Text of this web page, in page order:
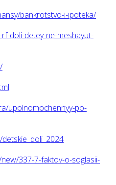
bankrotstvo-i-ipoteka/
doli-detey-ne-meshayut-
upolnomochennyy-po-
337-7-faktov-o-soglasii-